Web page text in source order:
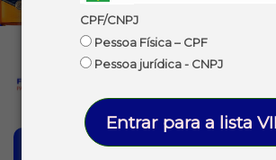
CPF/CNPJ
Pessoa Física – CPF
Pessoa jurídica - CNPJ
Entrar para a lista